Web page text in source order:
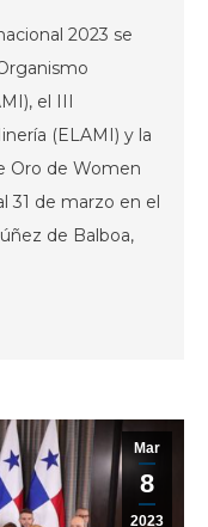
2023 se
el III
(ELAMI) y la
Oro de Women
31 de marzo en el
de Balboa,
Mar
8
2023